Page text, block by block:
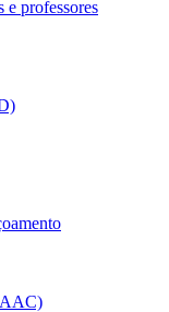
e professores